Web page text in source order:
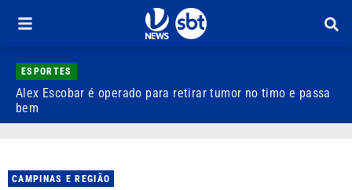
ESPORTES
Alex Escobar é operado para retirar tumor no timo e passa
bem
CAMPINAS E REGIÃO